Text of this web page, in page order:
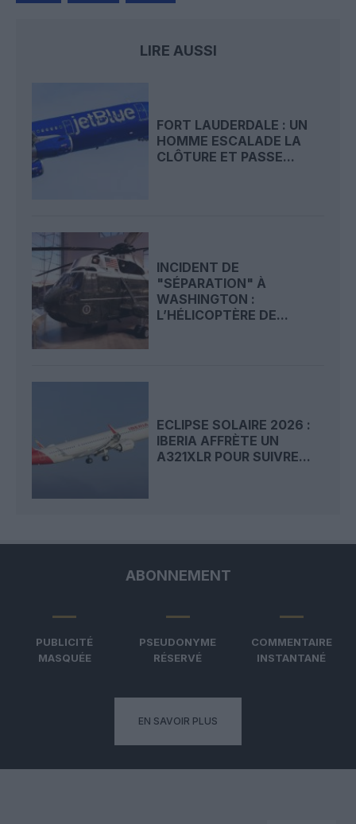
LIRE AUSSI
FORT LAUDERDALE : UN
HOMME ESCALADE LA
CLÔTURE ET PASSE...
INCIDENT DE
"SÉPARATION" À
WASHINGTON :
L’HÉLICOPTÈRE DE...
ECLIPSE SOLAIRE 2026 :
IBERIA AFFRÈTE UN
A321XLR POUR SUIVRE...
ABONNEMENT
PUBLICITÉ
MASQUÉE
PSEUDONYME
RÉSERVÉ
COMMENTAIRE
INSTANTANÉ
EN SAVOIR PLUS